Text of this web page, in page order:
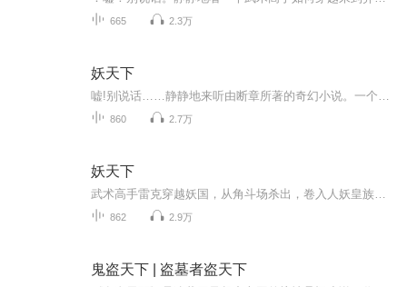
665 2.3万
妖天下
860 2.7万
妖天下
862 2.9万
鬼盗天下 | 盗墓者盗天下